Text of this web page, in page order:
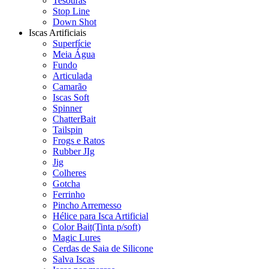
Stop Line
Down Shot
Iscas Artificiais
Superfície
Meia Água
Fundo
Articulada
Camarão
Iscas Soft
Spinner
ChatterBait
Tailspin
Frogs e Ratos
Rubber JIg
Jig
Colheres
Gotcha
Ferrinho
Pincho Arremesso
Hélice para Isca Artificial
Color Bait(Tinta p/soft)
Magic Lures
Cerdas de Saia de Silicone
Salva Iscas